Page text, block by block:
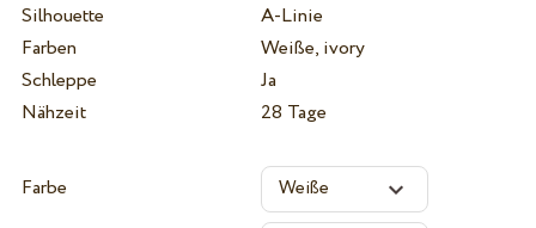
Silhouette
A-Linie
Farben
Weiße, ivory
Schleppe
Ja
Nähzeit
28 Tage
Farbe